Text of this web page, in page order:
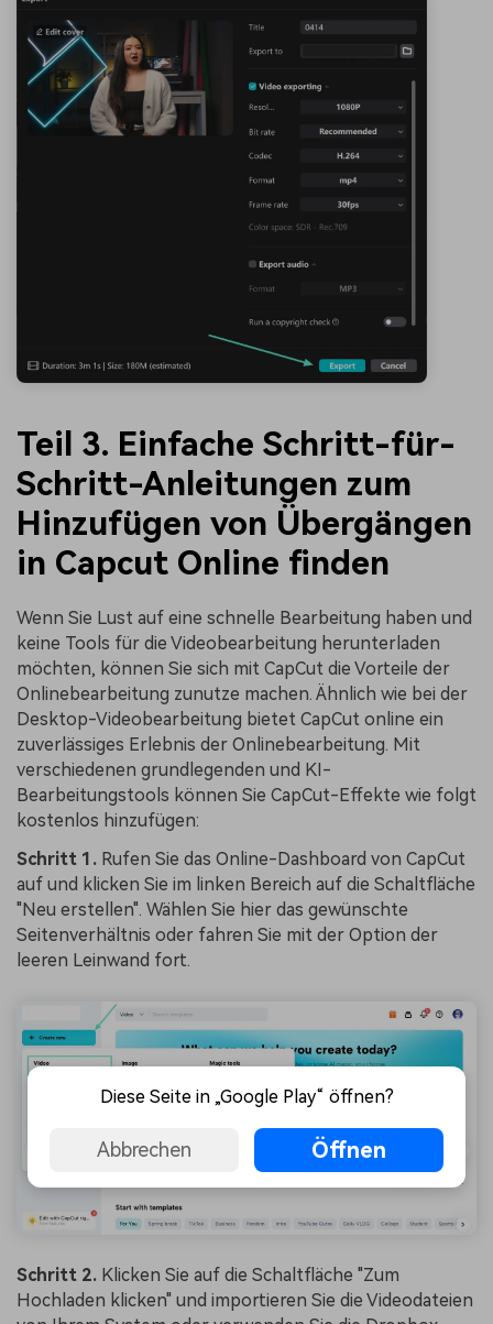
Teil 3. Einfache Schritt-für-
Schritt-Anleitungen zum
Hinzufügen von Übergängen
in Capcut Online finden
Wenn Sie Lust auf eine schnelle Bearbeitung haben und
keine Tools für die Videobearbeitung herunterladen
möchten, können Sie sich mit CapCut die Vorteile der
Onlinebearbeitung zunutze machen. Ähnlich wie bei der
Desktop-Videobearbeitung bietet CapCut online ein
zuverlässiges Erlebnis der Onlinebearbeitung. Mit
verschiedenen grundlegenden und KI-
Bearbeitungstools können Sie CapCut-Effekte wie folgt
kostenlos hinzufügen:
Schritt 1. Rufen Sie das Online-Dashboard von CapCut
auf und klicken Sie im linken Bereich auf die Schaltfläche
"Neu erstellen". Wählen Sie hier das gewünschte
Seitenverhältnis oder fahren Sie mit der Option der
leeren Leinwand fort.
Schritt 2. Klicken Sie auf die Schaltfläche "Zum
Hochladen klicken" und importieren Sie die Videodateien
Diese Seite in „Google Play“ öffnen?
Abbrechen Öffnen